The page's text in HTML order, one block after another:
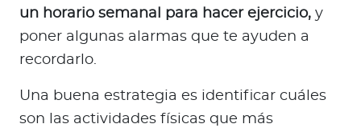
un horario semanal para hacer ejercicio, y
poner algunas alarmas que te ayuden a
recordarlo.
Una buena estrategia es identificar cuáles
son las actividades físicas que más